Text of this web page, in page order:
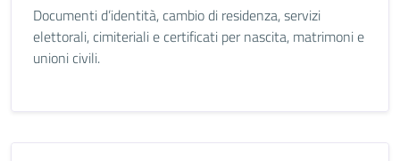
Documenti d’identità, cambio di residenza, servizi
elettorali, cimiteriali e certificati per nascita, matrimoni e
unioni civili.